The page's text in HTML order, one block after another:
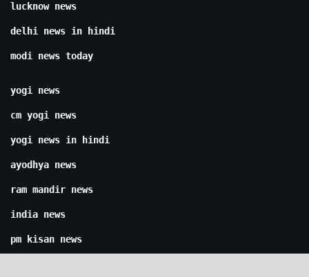
lucknow news
delhi news in hindi
modi news today
yogi news
cm yogi news
yogi news in hindi
ayodhya news
ram mandir news
india news
pm kisan news